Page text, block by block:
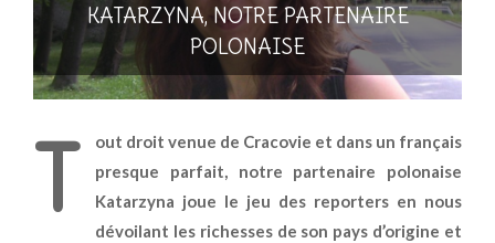
KATARZYNA, NOTRE PARTENAIRE
POLONAISE
T
out droit venue de Cracovie et dans un français
presque parfait, notre partenaire polonaise
Katarzyna joue le jeu des reporters en nous
dévoilant les richesses de son pays d’origine et